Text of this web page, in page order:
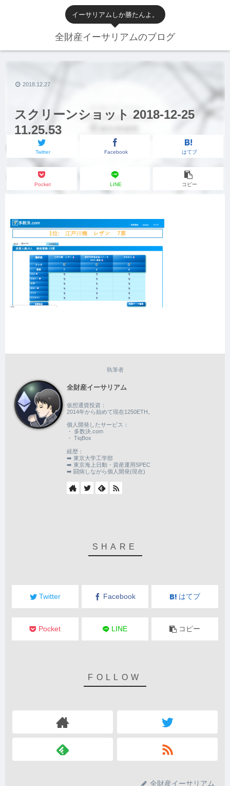
イーサリアムしか勝たんよ。
全財産イーサリアムのブログ
スクリーンショット 2018-12-25
11.25.53
Twitter Facebook はてブ
Pocket LINE コピー
2018.12.27
執筆者
全財産イーサリアム
仮想通貨投資：
2014年から始めて現在1250ETH。
個人開発したサービス：
・ 多数決.com
・ TiqBox
経歴：
➡️ 東京大学工学部
➡️ 東京海上日動・資産運用SPEC
➡️ 闘病しながら個人開発(現在)
Twitter Facebook はてブ
Pocket LINE コピー
全財産イーサリアム